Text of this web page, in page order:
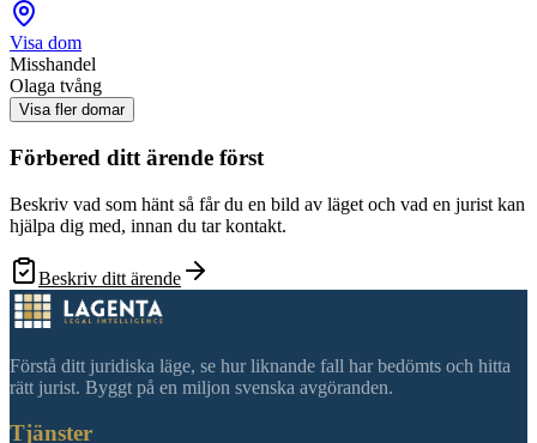
Visa dom
Misshandel
Olaga tvång
Visa fler domar
Förbered ditt ärende först
Beskriv vad som hänt så får du en bild av läget och vad en jurist kan
hjälpa dig med, innan du tar kontakt.
Beskriv ditt ärende
Förstå ditt juridiska läge, se hur liknande fall har bedömts och hitta
rätt jurist. Byggt på en miljon svenska avgöranden.
Tjänster